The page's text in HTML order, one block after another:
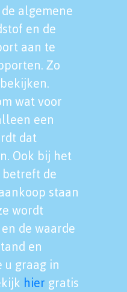
algemene
en de
aan te
Zo
wat voor
een
dat
Ook bij het
de
staan
wordt
de waarde
en
graag in
hier gratis